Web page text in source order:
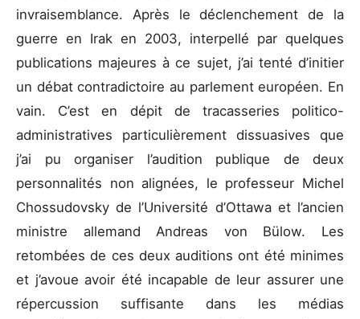
invraisemblance. Après le déclenchement de la
guerre en Irak en 2003, interpellé par quelques
publications majeures à ce sujet, j’ai tenté d’initier
un débat contradictoire au parlement européen. En
vain. C’est en dépit de tracasseries politico-
administratives particulièrement dissuasives que
j’ai pu organiser l’audition publique de deux
personnalités non alignées, le professeur Michel
Chossudovsky de l’Université d’Ottawa et l’ancien
ministre allemand Andreas von Bülow. Les
retombées de ces deux auditions ont été minimes
et j’avoue avoir été incapable de leur assurer une
répercussion suffisante dans les médias